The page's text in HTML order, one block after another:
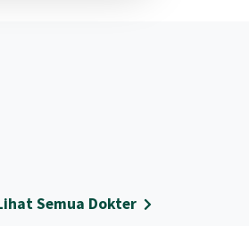
Semua Dokter